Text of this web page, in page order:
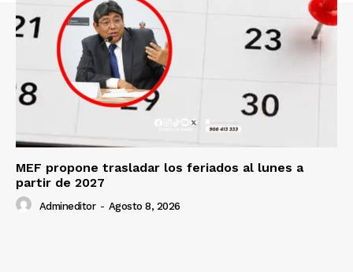
MEF propone trasladar los feriados al lunes a
partir de 2027
Admineditor - Agosto 8, 2026